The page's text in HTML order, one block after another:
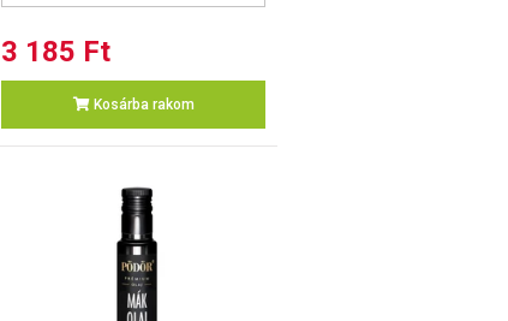
3 185 Ft
Kosárba rakom